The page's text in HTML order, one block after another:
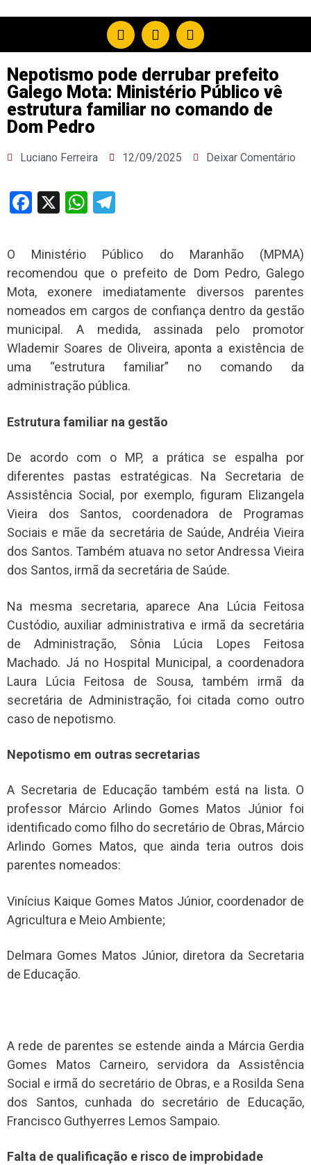
Nepotismo pode derrubar prefeito
Galego Mota: Ministério Público vê
estrutura familiar no comando de
Dom Pedro
Luciano Ferreira 12/09/2025 Deixar Comentário
Facebook
X WhatsApp
O Ministério Público do Maranhão (MPMA)
recomendou que o prefeito de Dom Pedro, Galego
Mota, exonere imediatamente diversos parentes
nomeados em cargos de confiança dentro da gestão
municipal. A medida, assinada pelo promotor
Wlademir Soares de Oliveira, aponta a existência de
uma “estrutura familiar” no comando da
administração pública.
Estrutura familiar na gestão
De acordo com o MP, a prática se espalha por
diferentes pastas estratégicas. Na Secretaria de
Assistência Social, por exemplo, figuram Elizangela
Vieira dos Santos, coordenadora de Programas
Sociais e mãe da secretária de Saúde, Andréia Vieira
dos Santos. Também atuava no setor Andressa Vieira
dos Santos, irmã da secretária de Saúde.
Na mesma secretaria, aparece Ana Lúcia Feitosa
Custódio, auxiliar administrativa e irmã da secretária
de Administração, Sônia Lúcia Lopes Feitosa
Machado. Já no Hospital Municipal, a coordenadora
Laura Lúcia Feitosa de Sousa, também irmã da
secretária de Administração, foi citada como outro
caso de nepotismo.
Nepotismo em outras secretarias
A Secretaria de Educação também está na lista. O
professor Márcio Arlindo Gomes Matos Júnior foi
identificado como filho do secretário de Obras, Márcio
Arlindo Gomes Matos, que ainda teria outros dois
parentes nomeados:
Vinícius Kaique Gomes Matos Júnior, coordenador de
Agricultura e Meio Ambiente;
Delmara Gomes Matos Júnior, diretora da Secretaria
de Educação.
A rede de parentes se estende ainda a Márcia Gerdia
Gomes Matos Carneiro, servidora da Assistência
Social e irmã do secretário de Obras, e a Rosilda Sena
dos Santos, cunhada do secretário de Educação,
Francisco Guthyerres Lemos Sampaio.
Falta de qualificação e risco de improbidade